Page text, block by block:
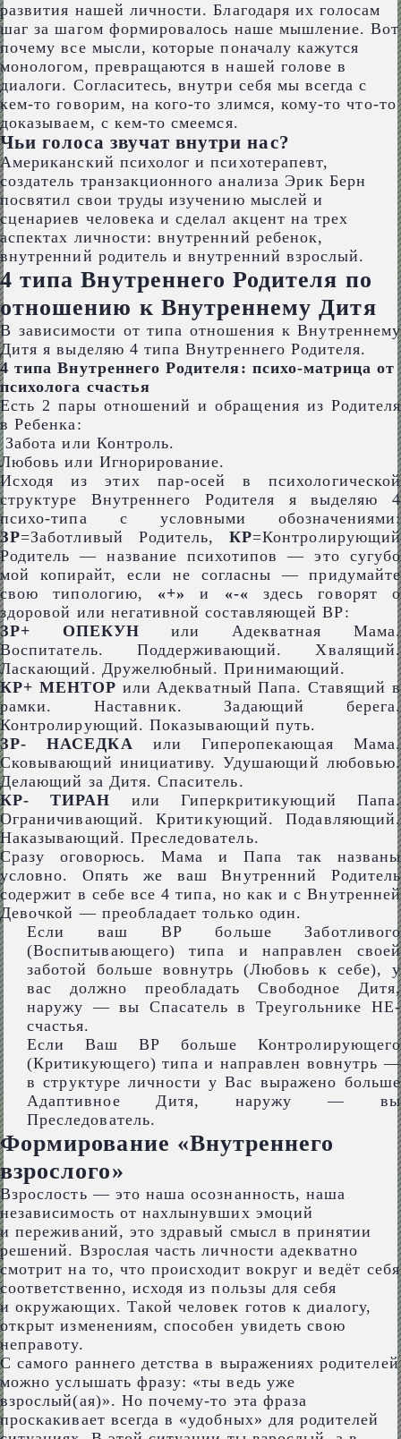
развития нашей личности. Благодаря их голосам
шаг за шагом формировалось наше мышление. Вот
почему все мысли, которые поначалу кажутся
монологом, превращаются в нашей голове в
диалоги. Согласитесь, внутри себя мы всегда с
кем-то говорим, на кого-то злимся, кому-то что-то
доказываем, с кем-то смеемся.
Чьи голоса звучат внутри нас?
Американский психолог и психотерапевт,
создатель транзакционного анализа Эрик Берн
посвятил свои труды изучению мыслей и
сценариев человека и сделал акцент на трех
аспектах личности: внутренний ребенок,
внутренний родитель и внутренний взрослый.
4 типа Внутреннего Родителя по
отношению к Внутреннему Дитя
В зависимости от типа отношения к Внутреннему
Дитя я выделяю 4 типа Внутреннего Родителя.
4 типа Внутреннего Родителя: психо-матрица от
психолога счастья
Есть 2 пары отношений и обращения из Родителя
в Ребенка:
Забота или Контроль.
Любовь или Игнорирование.
Исходя из этих пар-осей в психологической
структуре Внутреннего Родителя я выделяю 4
психо-типа с условными обозначениями:
ЗР=Заботливый Родитель,КР=Контролирующий
Родитель — название психотипов — это сугубо
мой копирайт, если не согласны — придумайте
свою типологию, «+» и «-« здесь говорят о
здоровой или негативной составляющей ВР:
ЗР+ ОПЕКУН или Адекватная Мама.
Воспитатель. Поддерживающий. Хвалящий.
Ласкающий. Дружелюбный. Принимающий.
КР+ МЕНТОР или Адекватный Папа. Ставящий в
рамки. Наставник. Задающий берега.
Контролирующий. Показывающий путь.
ЗР- НАСЕДКА или Гиперопекающая Мама.
Сковывающий инициативу. Удушающий любовью.
Делающий за Дитя. Спаситель.
КР- ТИРАН или Гиперкритикующий Папа.
Ограничивающий. Критикующий. Подавляющий.
Наказывающий. Преследователь.
Сразу оговорюсь. Мама и Папа так названы
условно. Опять же ваш Внутренний Родитель
содержит в себе все 4 типа, но как и с Внутренней
Девочкой — преобладает только один.
Если ваш ВР больше Заботливого
(Воспитывающего) типа и направлен своей
заботой больше вовнутрь (Любовь к себе), у
вас должно преобладать Свободное Дитя,
наружу — вы Спасатель в Треугольнике НЕ-
счастья.
Если Ваш ВР больше Контролирующего
(Критикующего) типа и направлен вовнутрь —
в структуре личности у Вас выражено больше
Адаптивное Дитя, наружу — вы
Преследователь.
Формирование «Внутреннего
взрослого»
Взрослость — это наша осознанность, наша
независимость от нахлынувших эмоций
и переживаний, это здравый смысл в принятии
решений. Взрослая часть личности адекватно
смотрит на то, что происходит вокруг и ведёт себя
соответственно, исходя из пользы для себя
и окружающих. Такой человек готов к диалогу,
открыт изменениям, способен увидеть свою
неправоту.
С самого раннего детства в выражениях родителей
можно услышать фразу: «ты ведь уже
взрослый(ая)». Но почему-то эта фраза
проскакивает всегда в «удобных» для родителей